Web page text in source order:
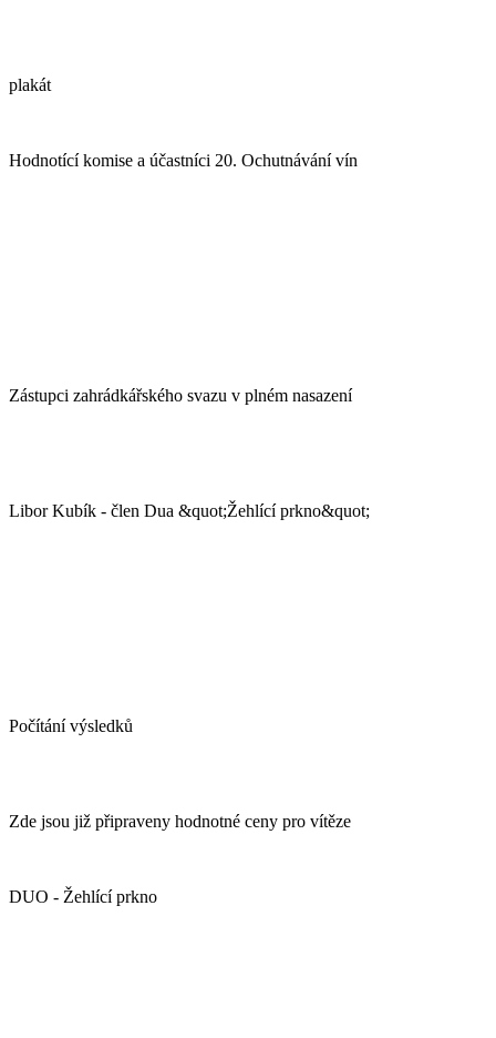
plakát
Hodnotící komise a účastníci 20. Ochutnávání vín
Zástupci zahrádkářského svazu v plném nasazení
Libor Kubík - člen Dua &quot;Žehlící prkno&quot;
Počítání výsledků
Zde jsou již připraveny hodnotné ceny pro vítěze
DUO - Žehlící prkno